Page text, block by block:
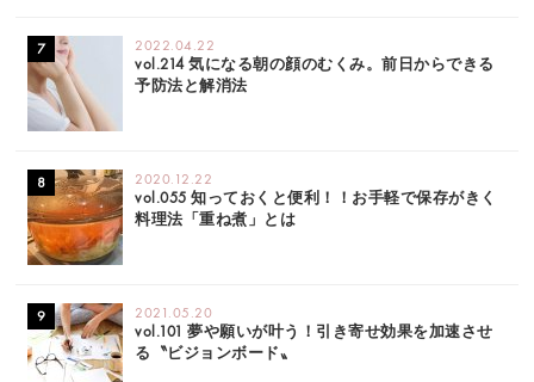
2022.04.22
vol.214 気になる朝の顔のむくみ。前日からできる
予防法と解消法
2020.12.22
vol.055 知っておくと便利！！お手軽で保存がきく
料理法「重ね煮」とは
2021.05.20
vol.101 夢や願いが叶う！引き寄せ効果を加速させ
る〝ビジョンボード〟